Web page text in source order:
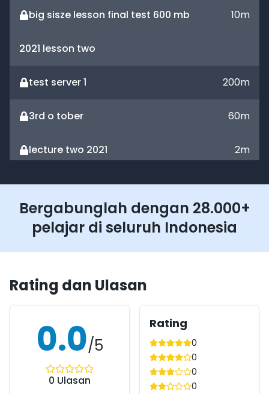
big sisze lesson final test 600 mb 10m
2021 lesson two
test server 1 200m
3rd o tober 60m
lecture two 2021 2m
200mb new server test 200m
200mb new server test--65 757 20
title one test big size 30m
Bergabunglah dengan 28.000+
pelajar di seluruh Indonesia
Rating dan Ulasan
0.0/5
0 Ulasan
Rating
0
0
0
0